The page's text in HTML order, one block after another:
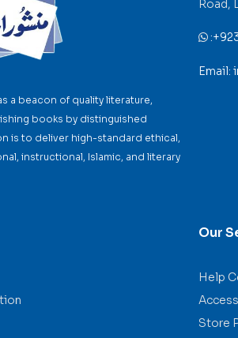
a beacon of quality literature,
books by distinguished
is to deliver high-standard ethical,
instructional, Islamic, and literary
Our
Help
Store
Road,
:
Email: